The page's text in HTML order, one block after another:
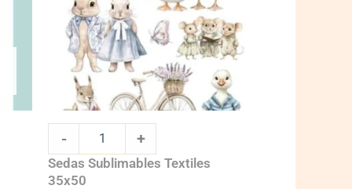
- +
Sedas Sublimables Textiles
35x50